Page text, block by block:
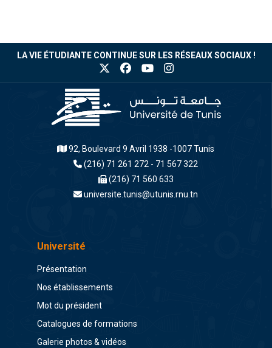
LA VIE ÉTUDIANTE CONTINUE SUR LES RÉSEAUX SOCIAUX !
92, Boulevard 9 Avril 1938 -1007 Tunis
(216) 71 261 272 - 71 567 322
(216) 71 560 633
universite.tunis@utunis.rnu.tn
Université
Présentation
Nos établissements
Mot du président
Catalogues de formations
Galerie photos & vidéos